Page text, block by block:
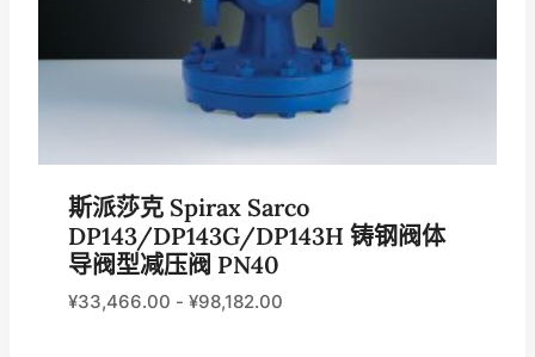
斯派莎克 Spirax Sarco
DP143/DP143G/DP143H 铸钢阀体
导阀型减压阀 PN40
¥33,466.00 - ¥98,182.00